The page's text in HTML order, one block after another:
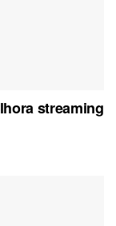
streaming